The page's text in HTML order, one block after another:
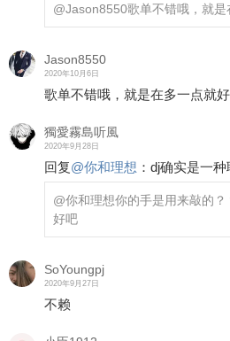
@Jason8550歌单不错哦，就是
Jason8550
2020年10月6日
歌单不错哦，就是在多一点就
獨愛霧島听風
2020年9月28日
回复@你和理想 ： dj确实是一
@你和理想你的手是用来敲的
好吧
SoYoungpj
2020年9月27日
不赖